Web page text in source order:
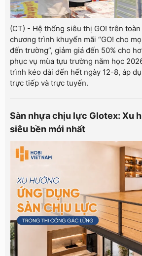
(CT) - Hệ thống siêu thị GO! trên
chương trình khuyến mãi “GO! cho
đến trường”, giảm giá đến 50% cho
phục vụ mùa tựu trường năm học
trình kéo dài đến hết ngày 12-8, áp
trực tiếp và trực tuyến.
Sàn nhựa chịu lực Glotex: Xu
siêu bền mới nhất